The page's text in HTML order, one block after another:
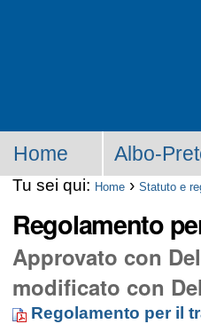
Home Albo-
Tu sei qui: Home › Statuto e
Regolamento
Approvato con
modificato con
Regolamento per il